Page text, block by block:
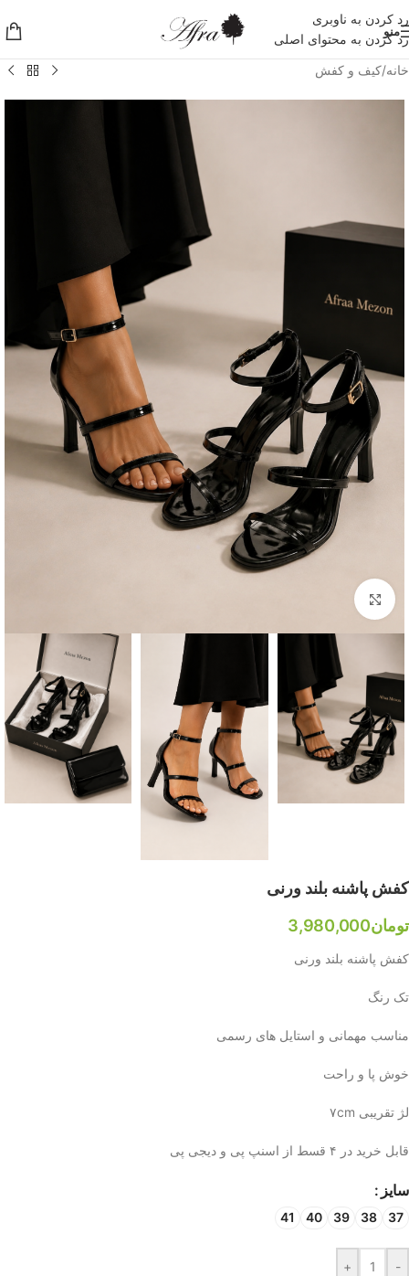
رد کردن به ناوبری
رد کردن به محتوای اصلی
منو
خانه/کیف و کفش
بزرگنمایی تصویر
کفش پاشنه بلند ورنی
تومان3,980,000
کفش پاشنه بلند ورنی
تک رنگ
مناسب مهمانی و استایل های رسمی
خوش پا و راحت
لژ تقریبی ۷cm
قابل خرید در ۴ قسط از اسنپ پی و دیجی پی
سایز
37
38
39
40
41
-
+